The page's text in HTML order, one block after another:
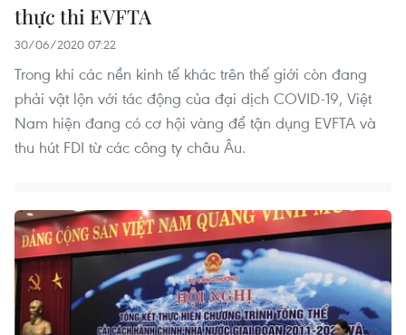
thực thi EVFTA
30/06/2020 07:22
Trong khi các nền kinh tế khác trên thế giới còn đang
phải vật lộn với tác động của đại dịch COVID-19, Việt
Nam hiện đang có cơ hội vàng để tận dụng EVFTA và
thu hút FDI từ các công ty châu Âu.